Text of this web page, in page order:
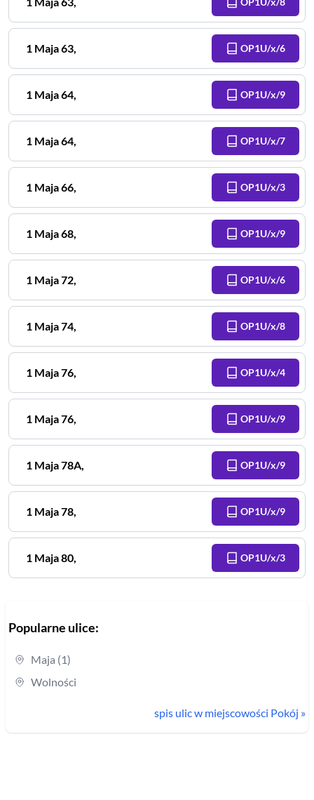
1 Maja63, OP1U/x/6
1 Maja64, OP1U/x/9
1 Maja64, OP1U/x/7
1 Maja66, OP1U/x/3
1 Maja68, OP1U/x/9
1 Maja72, OP1U/x/6
1 Maja74, OP1U/x/8
1 Maja76, OP1U/x/4
1 Maja76, OP1U/x/9
1 Maja78A, OP1U/x/9
1 Maja78, OP1U/x/9
1 Maja80, OP1U/x/3
Popularne ulice:
Maja (1)
Wolności
spis ulic w miejscowości Pokój »